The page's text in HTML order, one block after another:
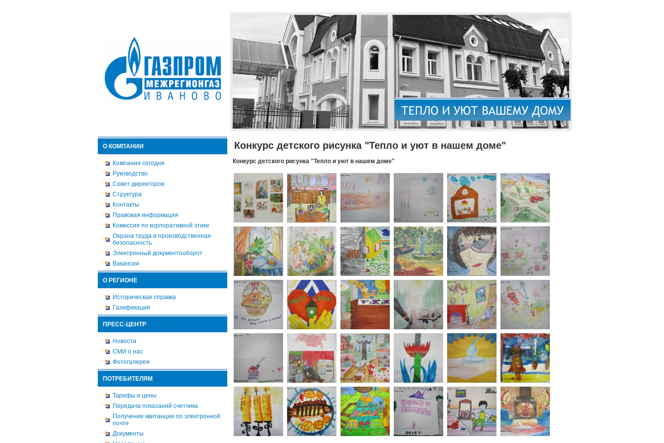
О КОМПАНИИ
Компания сегодня
Руководство
Совет директоров
Структура
Контакты
Правовая информация
Комиссия по корпоративной этике
Охрана труда и производственная
безопасность
Электронный документооборот
Вакансии
О РЕГИОНЕ
Историческая справка
Газификация
ПРЕСС-ЦЕНТР
Новости
СМИ о нас
Фотогалерея
ПОТРЕБИТЕЛЯМ
Тарифы и цены
Передача показаний счетчика
Получение квитанции по электронной
почте
Документы
Конкурс детского рисунка "Тепло и уют в нашем доме"
Конкурс детского рисунка "Тепло и уют в нашем доме"